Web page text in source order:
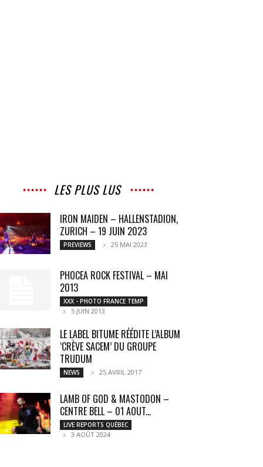
LES PLUS LUS
IRON MAIDEN – HALLENSTADION,
ZURICH – 19 JUIN 2023
PREVIEWS 25 MAI 2023
PHOCEA ROCK FESTIVAL – MAI
2013
XXX - PHOTO FRANCE TEMP
5 JUIN 2013
LE LABEL BITUME RÉÉDITE L’ALBUM
‘CRÈVE SACEM’ DU GROUPE
TRUDUM
NEWS 25 AVRIL 2017
LAMB OF GOD & MASTODON –
CENTRE BELL – 01 AOUT...
LIVE REPORTS QUÉBEC
3 AOÛT 2024